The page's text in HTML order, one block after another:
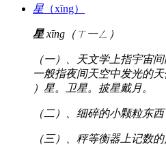
星 （xīng）
星xīng（ㄒ一ㄥ）
（一）、天文学上指宇宙
一般指夜间天空中发光的
）星。卫星。披星戴月。
（二）、细碎的小颗粒东西
（三）、秤等衡器上记数的